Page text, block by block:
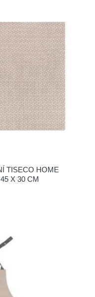
TISECO HOME
X 30 CM